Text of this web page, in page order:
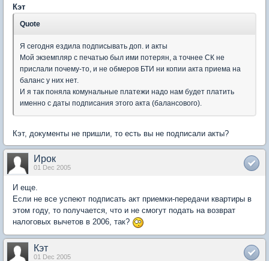
Кэт
Quote
Я сегодня ездила подписывать доп. и акты
Мой экземпляр с печатью был ими потерян, а точнее СК не
прислали почему-то, и не обмеров БТИ ни копии акта приема на
баланс у них нет.
И я так поняла комунальные платежи надо нам будет платить
именно с даты подписания этого акта (балансового).
Кэт, документы не пришли, то есть вы не подписали акты?
Ирок
01 Dec 2005
И еще.
Если не все успеют подписать акт приемки-передачи квартиры в
этом году, то получается, что и не смогут подать на возврат
налоговых вычетов в 2006, так?
Кэт
01 Dec 2005